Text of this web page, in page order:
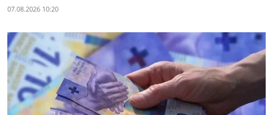
07.08.2026 10:20